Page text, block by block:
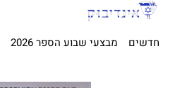
חדשים מבצעי שבוע הספר 2026